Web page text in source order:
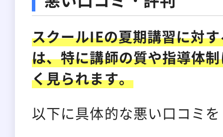
スクールIEの夏期講習に対
は、特に講師の質や指導体
く見られます。
以下に具体的な悪い口コミ